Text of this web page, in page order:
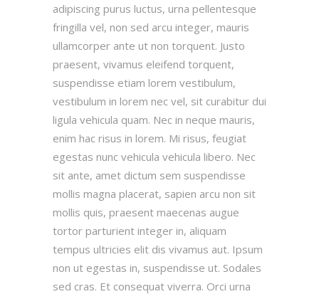
adipiscing purus luctus, urna pellentesque
fringilla vel, non sed arcu integer, mauris
ullamcorper ante ut non torquent. Justo
praesent, vivamus eleifend torquent,
suspendisse etiam lorem vestibulum,
vestibulum in lorem nec vel, sit curabitur dui
ligula vehicula quam. Nec in neque mauris,
enim hac risus in lorem. Mi risus, feugiat
egestas nunc vehicula vehicula libero. Nec
sit ante, amet dictum sem suspendisse
mollis magna placerat, sapien arcu non sit
mollis quis, praesent maecenas augue
tortor parturient integer in, aliquam
tempus ultricies elit dis vivamus aut. Ipsum
non ut egestas in, suspendisse ut. Sodales
sed cras. Et consequat viverra. Orci urna